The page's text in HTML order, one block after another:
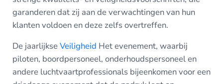
garanderen dat zij aan de verwachtingen van hun
klanten voldoen en deze zelfs overtreffen.
De jaarlijkseVeiligheid Het evenement, waarbij
piloten, boordpersoneel, onderhoudspersoneel en
andere luchtvaartprofessionals bijeenkomen voor een